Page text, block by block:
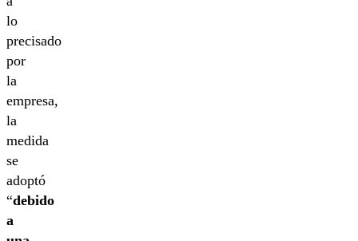
lo
precisado
por
la
empresa,
la
medida
se
adoptó
“debido
a